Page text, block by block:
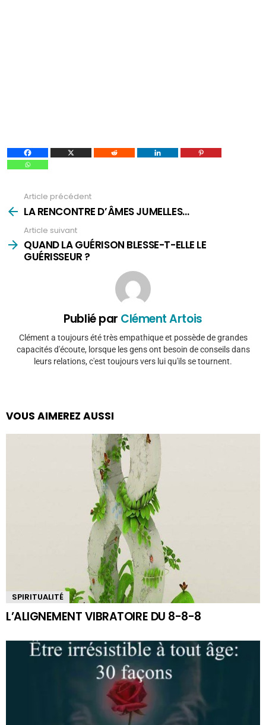
plus
Article précédent
LA RENCONTRE D’ÂMES JUMELLES…
Article suivant
QUAND LA GUÉRISON BLESSE-T-ELLE LE
GUÉRISSEUR ?
Publié par Clément Artois
Clément a toujours été très empathique et possède de grandes
capacités d'écoute, lorsque les gens ont besoin de conseils dans
leurs relations, c'est toujours vers lui qu'ils se tournent.
VOUS AIMEREZ AUSSI
SPIRITUALITÉ
L’ALIGNEMENT VIBRATOIRE DU 8-8-8